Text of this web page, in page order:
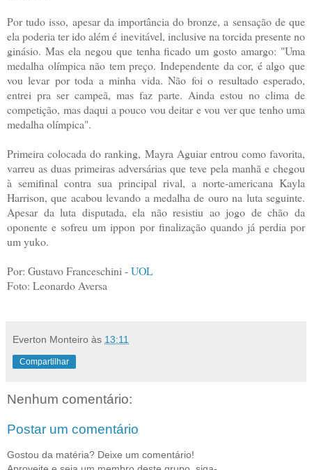
Por tudo isso, apesar da importância do bronze, a sensação de que
ela poderia ter ido além é inevitável, inclusive na torcida presente no
ginásio. Mas ela negou que tenha ficado um gosto amargo: "Uma
medalha olímpica não tem preço. Independente da cor, é algo que
vou levar por toda a minha vida. Não foi o resultado esperado,
entrei pra ser campeã, mas faz parte. Ainda estou no clima de
competição, mas daqui a pouco vou deitar e vou ver que tenho uma
medalha olímpica".
Primeira colocada do ranking, Mayra Aguiar entrou como favorita,
varreu as duas primeiras adversárias que teve pela manhã e chegou
à semifinal contra sua principal rival, a norte-americana Kayla
Harrison, que acabou levando a medalha de ouro na luta seguinte.
Apesar da luta disputada, ela não resistiu ao jogo de chão da
oponente e sofreu um ippon por finalização quando já perdia por
um yuko.
Por: Gustavo Franceschini -UOL
Foto: Leonardo Aversa
Everton Monteiro às 13:11
Compartilhar
Nenhum comentário:
Postar um comentário
Gostou da matéria? Deixe um comentário!